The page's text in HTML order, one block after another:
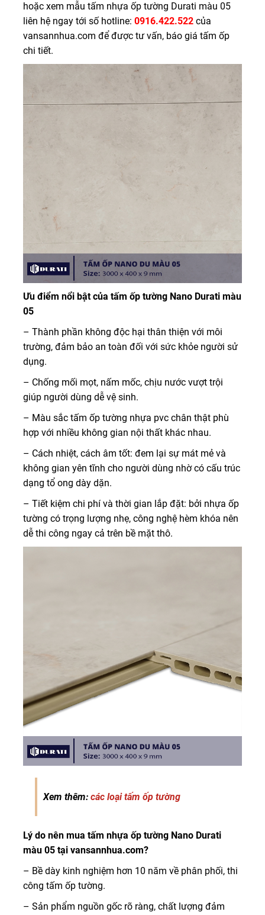
hoặc xem mẫu tấm nhựa ốp tường Durati màu 05
liên hệ ngay tới số hotline: 0916.422.522 của
vansannhua.com để được tư vấn, báo giá tấm ốp
chi tiết.
Ưu điểm nổi bật của tấm ốp tường Nano Durati màu
05
– Thành phần không độc hại thân thiện với môi
trường, đảm bảo an toàn đối với sức khỏe người sử
dụng.
– Chống mối mọt, nấm mốc, chịu nước vượt trội
giúp người dùng dễ vệ sinh.
– Màu sắc tấm ốp tường nhựa pvc chân thật phù
hợp với nhiều không gian nội thất khác nhau.
– Cách nhiệt, cách âm tốt: đem lại sự mát mẻ và
không gian yên tĩnh cho người dùng nhờ có cấu trúc
dạng tổ ong dày dặn.
– Tiết kiệm chi phí và thời gian lắp đặt: bởi nhựa ốp
tường có trọng lượng nhẹ, công nghệ hèm khóa nên
dễ thi công ngay cả trên bề mặt thô.
Xem thêm: các loại tấm ốp tường
Lý do nên mua tấm nhựa ốp tường Nano Durati
màu 05 tại vansannhua.com?
– Bề dày kinh nghiệm hơn 10 năm về phân phối, thi
công tấm ốp tường.
– Sản phẩm nguồn gốc rõ ràng, chất lượng đảm